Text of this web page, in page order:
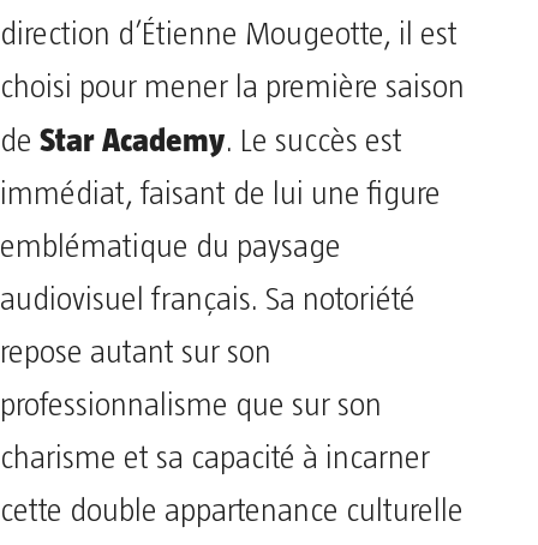
direction d’Étienne Mougeotte, il est
choisi pour mener la première saison
de Star Academy. Le succès est
immédiat, faisant de lui une figure
emblématique du paysage
audiovisuel français. Sa notoriété
repose autant sur son
professionnalisme que sur son
charisme et sa capacité à incarner
cette double appartenance culturelle